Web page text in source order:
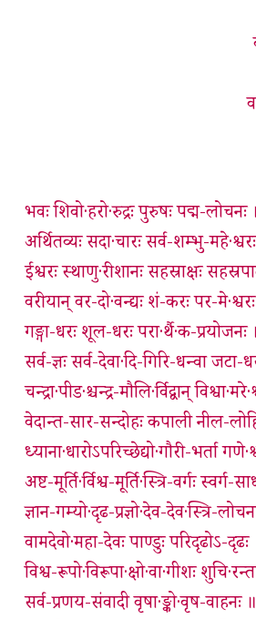
भवः शिवो·हरो·रुद्रः पुरुषः पद्म-लोचनः ।
अर्थितव्यः सदा·चारः सर्व-शम्भु-
ईश्वरः स्थाणु·रीशानः सहस्राक्षः
वरीयान् वर-दो·वन्द्यः शं-करः पर-
गङ्गा-धरः शूल-धरः परा·र्थै·क-प्रयोजनः ।
सर्व-ज्ञः सर्व-देवा·दि-गिरि-धन्वा
चन्द्रा·पीड·श्चन्द्र-मौलि·र्विद्वान्
वेदान्त-सार-सन्दोहः कपाली नील-
ध्याना·धारोऽपरिच्छेद्यो·गौरी-भर्ता
अष्ट-मूर्ति·र्विश्व-मूर्ति·स्त्रि-वर्गः
ज्ञान-गम्यो·दृढ-प्रज्ञो·देव-देव·स्त्रि-
वामदेवो·महा-देवः पाण्डुः परिदृढोऽ-
विश्व-रूपो·विरूपा·क्षो·वा·गीशः
सर्व-प्रणय-संवादी वृषा·ङ्को·वृष-